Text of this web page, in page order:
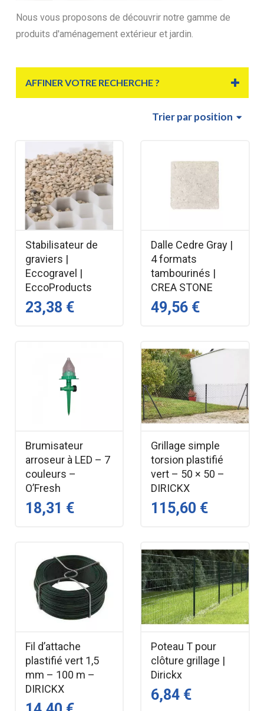
Nous vous proposons de découvrir notre gamme de
produits d'aménagement extérieur et jardin.
AFFINER VOTRE RECHERCHE ?
Trierpar position
Stabilisateur de
graviers |
Eccogravel |
EccoProducts
23,38 €
Dalle Cedre Gray |
4 formats
tambourinés |
CREA STONE
49,56 €
Brumisateur
arroseur à LED – 7
couleurs –
O’Fresh
18,31 €
Grillage simple
torsion plastifié
vert – 50 × 50 –
DIRICKX
115,60 €
Fil d’attache
plastifié vert 1,5
mm – 100 m –
DIRICKX
Poteau T pour
clôture grillage |
Dirickx
6,84 €